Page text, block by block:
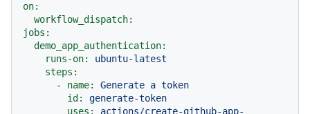
on:
workflow_dispatch:
jobs:
demo_app_authentication:
runs-on:
ubuntu-latest
steps:
-
name: Generate a token
id:
generate-token
uses:
actions/create-github-app-